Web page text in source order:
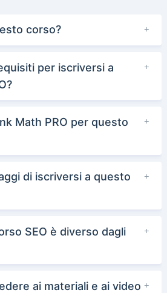
corso?
per iscriversi a
Math PRO per questo
di iscriversi a questo
SEO è diverso dagli
ai materiali e ai video